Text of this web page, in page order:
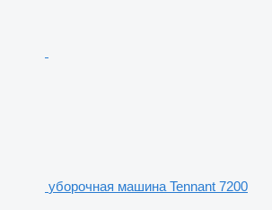
уборочная машина Tennant 7200